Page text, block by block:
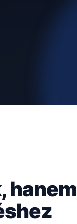
hanem